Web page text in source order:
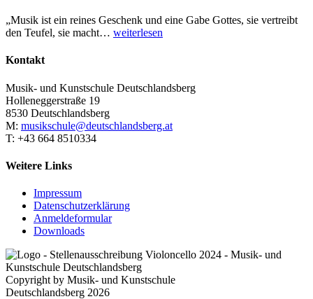
„Musik ist ein reines Geschenk und eine Gabe Gottes, sie vertreibt
den Teufel, sie macht… weiterlesen
Kontakt
Musik- und Kunstschule Deutschlandsberg
Holleneggerstraße 19
8530 Deutschlandsberg
M: musikschule@deutschlandsberg.at
T: +43 664 8510334
Weitere Links
Impressum
Datenschutzerklärung
Anmeldeformular
Downloads
Copyright by Musik- und Kunstschule
Deutschlandsberg 2026